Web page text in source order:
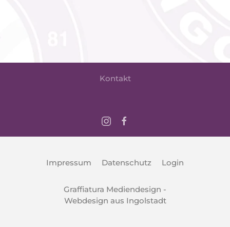
Kontakt
Impressum Datenschutz Login
Graffiatura Mediendesign -
Webdesign aus Ingolstadt